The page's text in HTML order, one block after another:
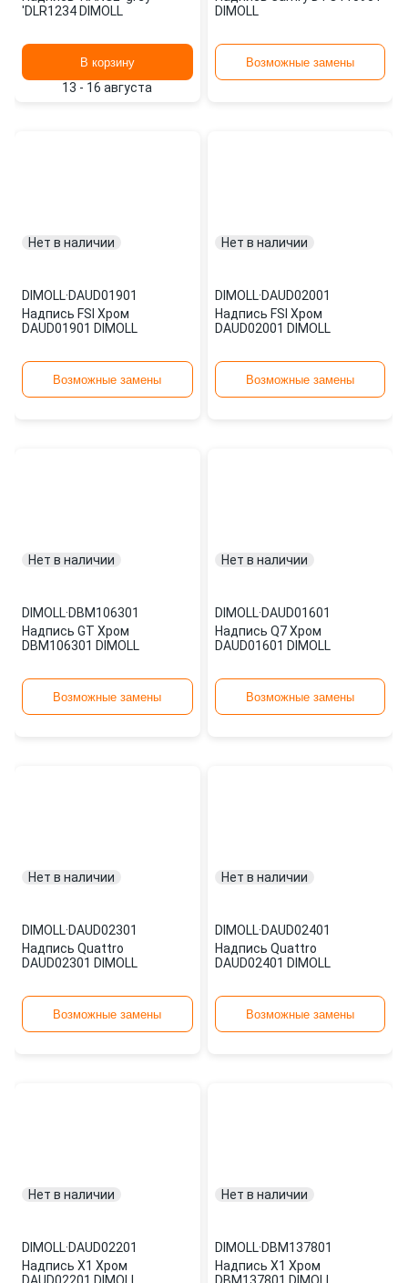
'DLR1234 DIMOLL
В корзину
13 - 16 августа
DIMOLL
Возможные замены
Нет в наличии
DIMOLL·DAUD01901
Надпись FSI Хром
DAUD01901 DIMOLL
Возможные замены
Нет в наличии
DIMOLL·DAUD02001
Надпись FSI Хром
DAUD02001 DIMOLL
Возможные замены
Нет в наличии
DIMOLL·DBM106301
Надпись GT Хром
DBM106301 DIMOLL
Возможные замены
Нет в наличии
DIMOLL·DAUD01601
Надпись Q7 Хром
DAUD01601 DIMOLL
Возможные замены
Нет в наличии
DIMOLL·DAUD02301
Надпись Quattro
DAUD02301 DIMOLL
Возможные замены
Нет в наличии
DIMOLL·DAUD02401
Надпись Quattro
DAUD02401 DIMOLL
Возможные замены
Нет в наличии
DIMOLL·DAUD02201
Надпись Х1 Хром
Нет в наличии
DIMOLL·DBM137801
Надпись Х1 Хром